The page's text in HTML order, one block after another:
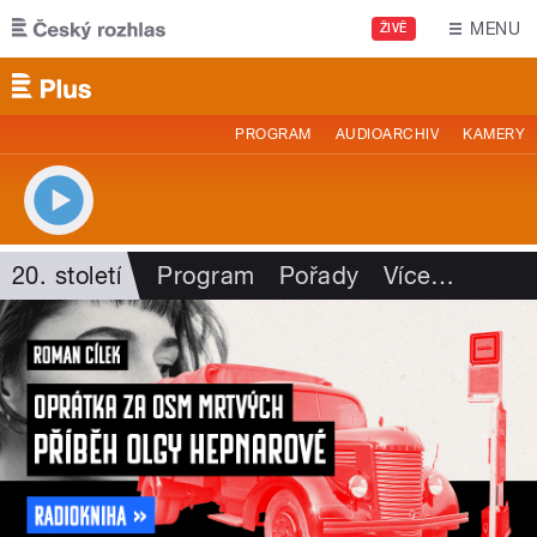
Přejít k hlavnímu obsahu
ŽIVĚ MENU
PROGRAM AUDIOARCHIV KAMERY
20. století Program Pořady Více…